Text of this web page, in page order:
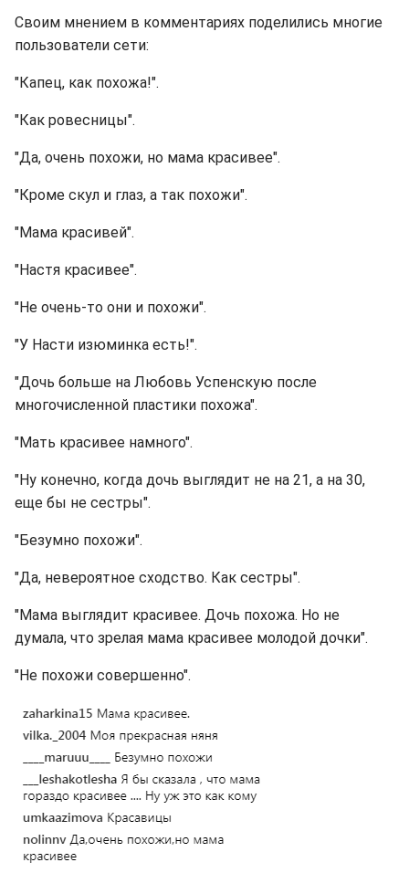
Своим мнением в комментариях поделились многие
пользователи сети:
"Капец, как похожа!".
"Как ровесницы".
"Да, очень похожи, но мама красивее".
"Кроме скул и глаз, а так похожи".
"Мама красивей".
"Настя красивее".
"Не очень-то они и похожи".
"У Насти изюминка есть!".
"Дочь больше на Любовь Успенскую после
многочисленной пластики похожа".
"Мать красивее намного".
"Ну конечно, когда дочь выглядит не на 21, а на 30,
еще бы не сестры".
"Безумно похожи".
"Да, невероятное сходство. Как сестры".
"Мама выглядит красивее. Дочь похожа. Но не
думала, что зрелая мама красивее молодой дочки".
"Не похожи совершенно".